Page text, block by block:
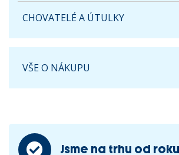
CHOVATELÉ A ÚTULKY
VŠE O NÁKUPU
Jsme na trhu od roku